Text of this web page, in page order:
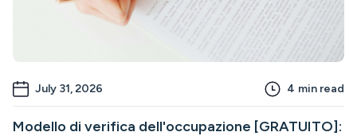
July 31, 2026 4 min read
Modello di verifica dell'occupazione [GRATUITO]: